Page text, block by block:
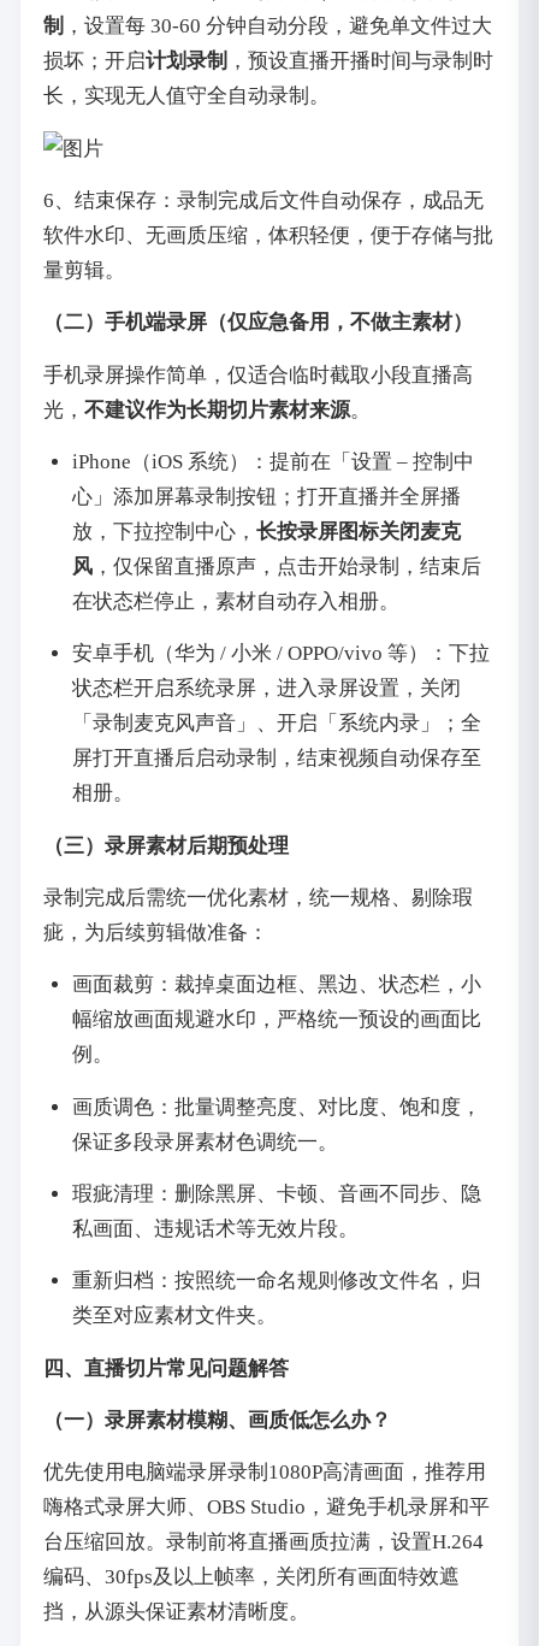
制 ，设置每 30-60 分钟自动分段，避免单文件过大
损坏；开启计划录制 ，预设直播开播时间与录制时
长，实现无人值守全自动录制。
6、结束保存：录制完成后文件自动保存，成品无
软件水印、无画质压缩，体积轻便，便于存储与批
量剪辑。
（二）手机端录屏（仅应急备用，不做主素材）
手机录屏操作简单，仅适合临时截取小段直播高
光， 不建议作为长期切片素材来源。
iPhone（iOS 系统）：提前在「设置 – 控制中
心」添加屏幕录制按钮；打开直播并全屏播
放，下拉控制中心， 长按录屏图标关闭麦克
风，仅保留直播原声，点击开始录制，结束后
在状态栏停止，素材自动存入相册。
安卓手机（华为 / 小米 / OPPO/vivo 等）：下拉
状态栏开启系统录屏，进入录屏设置，关闭
「录制麦克风声音」、开启「系统内录」；全
屏打开直播后启动录制，结束视频自动保存至
相册。
（三）录屏素材后期预处理
录制完成后需统一优化素材，统一规格、剔除瑕
疵，为后续剪辑做准备：
画面裁剪：裁掉桌面边框、黑边、状态栏，小
幅缩放画面规避水印，严格统一预设的画面比
例。
画质调色：批量调整亮度、对比度、饱和度，
保证多段录屏素材色调统一。
瑕疵清理：删除黑屏、卡顿、音画不同步、隐
私画面、违规话术等无效片段。
重新归档：按照统一命名规则修改文件名，归
类至对应素材文件夹。
四、直播切片常见问题解答
（一）录屏素材模糊、画质低怎么办？
优先使用电脑端录屏录制1080P高清画面，推荐用
嗨格式录屏大师、OBS Studio，避免手机录屏和平
台压缩回放。录制前将直播画质拉满，设置H.264
编码、30fps及以上帧率，关闭所有画面特效遮
挡，从源头保证素材清晰度。